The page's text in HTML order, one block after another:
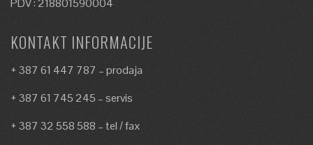
PDV : 218801590004
KONTAKT INFORMACIJE
+ 387 61 447 787 – prodaja
+ 387 61 745 245 – servis
+ 387 32 558 588 – tel / fax